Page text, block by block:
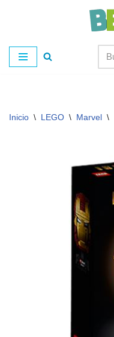
al
contenido
Inicio \ LEGO \ Marvel \